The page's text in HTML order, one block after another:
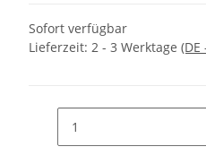
Sofort verfügbar
Lieferzeit: 2 - 3 Werktage